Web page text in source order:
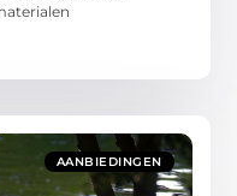
AANBIEDINGEN